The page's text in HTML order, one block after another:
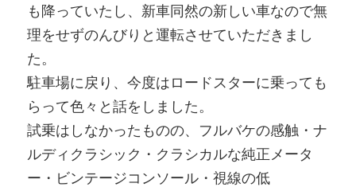
も降っていたし、新車同然の新しい車なので無
理をせずのんびりと運転させていただきまし
た。
駐車場に戻り、今度はロードスターに乗っても
らって色々と話をしました。
試乗はしなかったものの、フルバケの感触・ナ
ルディクラシック・クラシカルな純正メータ
ー・ビンテージコンソール・視線の低